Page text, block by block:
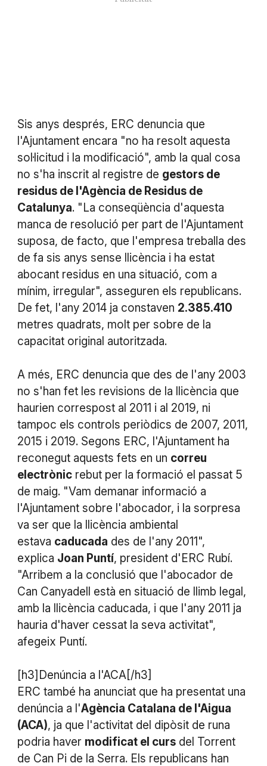
Sis anys després, ERC denuncia que
l'Ajuntament encara "no ha resolt aquesta
sol·licitud i la modificació", amb la qual cosa
no s'ha inscrit al registre de gestors de
residus de l'Agència de Residus de
Catalunya. "La conseqüència d'aquesta
manca de resolució per part de l'Ajuntament
suposa, de facto, que l'empresa treballa des
de fa sis anys sense llicència i ha estat
abocant residus en una situació, com a
mínim, irregular", asseguren els republicans.
De fet, l'any 2014 ja constaven 2.385.410
metres quadrats, molt per sobre de la
capacitat original autoritzada.
A més, ERC denuncia que des de l'any 2003
no s'han fet les revisions de la llicència que
haurien correspost al 2011 i al 2019, ni
tampoc els controls periòdics de 2007, 2011,
2015 i 2019. Segons ERC, l'Ajuntament ha
reconegut aquests fets en un correu
electrònicrebut per la formació el passat 5
de maig. "Vam demanar informació a
l'Ajuntament sobre l'abocador, i la sorpresa
va ser que la llicència ambiental
estava caducada des de l'any 2011",
explica Joan Puntí, president d'ERC Rubí.
"Arribem a la conclusió que l'abocador de
Can Canyadell està en situació de llimb legal,
amb la llicència caducada, i que l'any 2011 ja
hauria d'haver cessat la seva activitat",
afegeix Puntí.
[h3]Denúncia a l'ACA[/h3]
ERC també ha anunciat que ha presentat una
denúncia a l'Agència Catalana de l'Aigua
(ACA), ja que l'activitat del dipòsit de runa
podria haver modificat el cursdel Torrent
de Can Pi de la Serra. Els republicans han